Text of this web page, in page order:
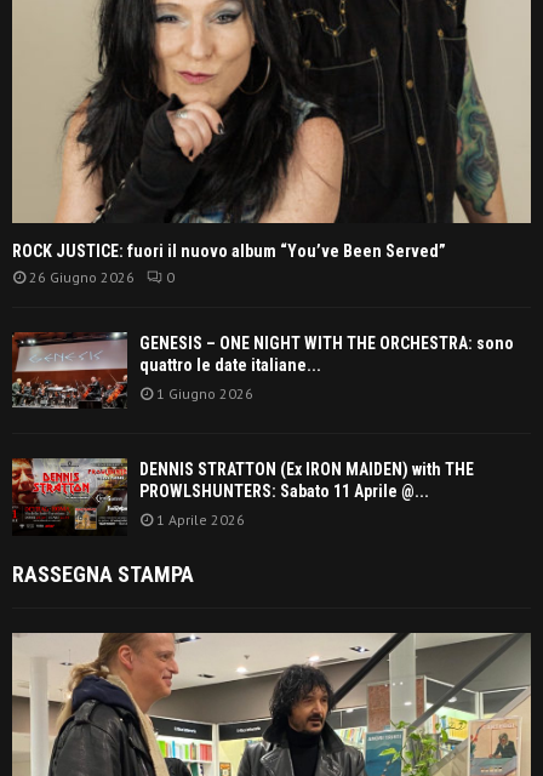
ROCK JUSTICE: fuori il nuovo album “You’ve Been Served”
26 Giugno 2026 0
GENESIS – ONE NIGHT WITH THE ORCHESTRA: sono
quattro le date italiane...
1 Giugno 2026
DENNIS STRATTON (Ex IRON MAIDEN) with THE
PROWLSHUNTERS: Sabato 11 Aprile @...
1 Aprile 2026
RASSEGNA STAMPA